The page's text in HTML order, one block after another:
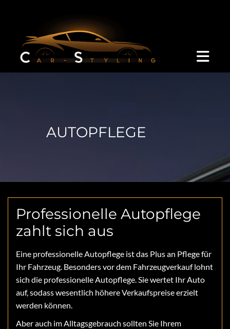
AUTOPFLEGE
Professionelle Autopflege
zahlt sich aus
Eine professionelle Autopflege ist das Plus an Pflege für
Ihr Fahrzeug. Besonders vor dem Fahrzeugverkauf lohnt
sich die professionelle Autopflege. Sie wertet Ihr Auto
auf, sodass wesentlich höhere Verkaufspreise erzielt
werden können.
Aber auch im Alltagsgebrauch sollten Sie Ihrem